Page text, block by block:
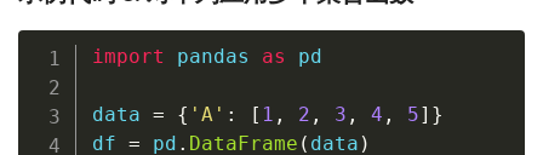
import pandas as pd
data = { 'A' : [ 1 , 2 , 3 , 4 , 5] }
df = pd . DataFrame ( data )